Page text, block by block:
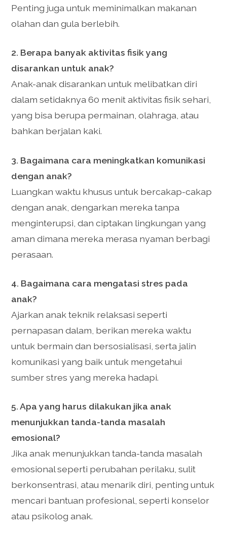
Penting juga untuk meminimalkan makanan
olahan dan gula berlebih.
2. Berapa banyak aktivitas fisik yang
disarankan untuk anak?
Anak-anak disarankan untuk melibatkan diri
dalam setidaknya 60 menit aktivitas fisik sehari,
yang bisa berupa permainan, olahraga, atau
bahkan berjalan kaki.
3. Bagaimana cara meningkatkan komunikasi
dengan anak?
Luangkan waktu khusus untuk bercakap-cakap
dengan anak, dengarkan mereka tanpa
menginterupsi, dan ciptakan lingkungan yang
aman dimana mereka merasa nyaman berbagi
perasaan.
4. Bagaimana cara mengatasi stres pada
anak?
Ajarkan anak teknik relaksasi seperti
pernapasan dalam, berikan mereka waktu
untuk bermain dan bersosialisasi, serta jalin
komunikasi yang baik untuk mengetahui
sumber stres yang mereka hadapi.
5. Apa yang harus dilakukan jika anak
menunjukkan tanda-tanda masalah
emosional?
Jika anak menunjukkan tanda-tanda masalah
emosional seperti perubahan perilaku, sulit
berkonsentrasi, atau menarik diri, penting untuk
mencari bantuan profesional, seperti konselor
atau psikolog anak.